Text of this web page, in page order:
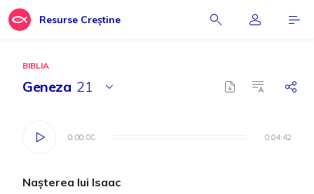
Resurse Creștine
BIBLIA
Geneza 21
0:00:00 0:04:42
0:00:00 0:04:42
Naşterea lui Isaac